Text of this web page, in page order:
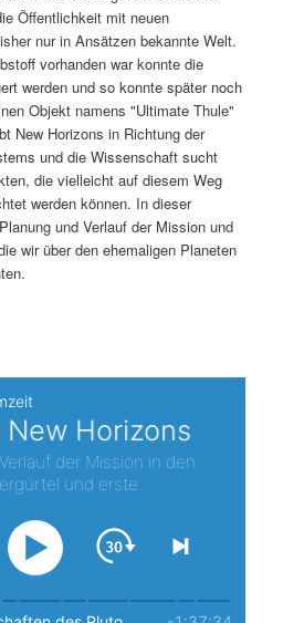
Öffentlichkeit mit neuen
nur in Ansätzen bekannte Welt.
vorhanden war konnte die
werden und so konnte später noch
Objekt namens "Ultimate Thule"
New Horizons in Richtung der
und die Wissenschaft sucht
die vielleicht auf diesem Weg
werden können. In dieser
und Verlauf der Mission und
wir über den ehemaligen Planeten